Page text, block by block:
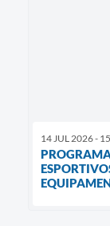
14 JUL 2026 -